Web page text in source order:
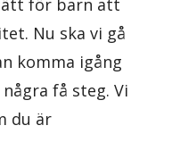
för barn att
Nu ska vi gå
komma igång
få steg. Vi
du är